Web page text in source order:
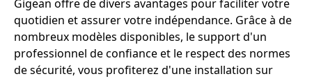
Gigean offre de divers avantages pour faciliter votre
quotidien et assurer votre indépendance. Grâce à de
nombreux modèles disponibles, le support d'un
professionnel de confiance et le respect des normes
de sécurité, vous profiterez d'une installation sur